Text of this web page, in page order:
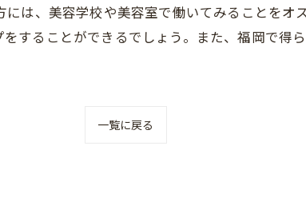
は、美容学校や美容室で働いてみることをオ
することができるでしょう。また、福岡で得
一覧に戻る